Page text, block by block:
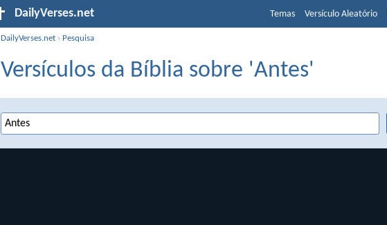
DailyVerses.net Temas Versículo Aleatório
DailyVerses.net › Pesquisa
Versículos da Bíblia sobre 'Antes'